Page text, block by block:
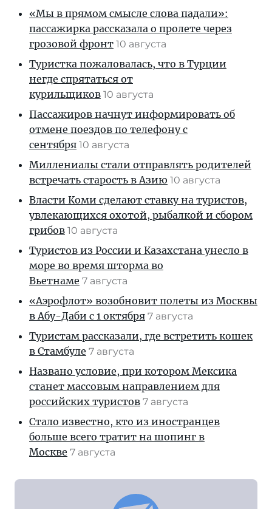
«Мы в прямом смысле слова падали»:
пассажирка рассказала о пролете через
грозовой фронт 10 августа
Туристка пожаловалась, что в Турции
негде спрятаться от
курильщиков 10 августа
Пассажиров начнут информировать об
отмене поездов по телефону с
сентября 10 августа
Миллениалы стали отправлять родителей
встречать старость в Азию 10 августа
Власти Коми сделают ставку на туристов,
увлекающихся охотой, рыбалкой и сбором
грибов 10 августа
Туристов из России и Казахстана унесло в
море во время шторма во
Вьетнаме 7 августа
«Аэрофлот» возобновит полеты из Москвы
в Абу-Даби с 1 октября 7 августа
Туристам рассказали, где встретить кошек
в Стамбуле 7 августа
Названо условие, при котором Мексика
станет массовым направлением для
российских туристов 7 августа
Стало известно, кто из иностранцев
больше всего тратит на шопинг в
Москве 7 августа